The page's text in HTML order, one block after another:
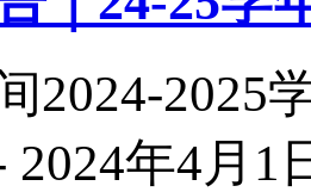
2024-2025
2024年4月1